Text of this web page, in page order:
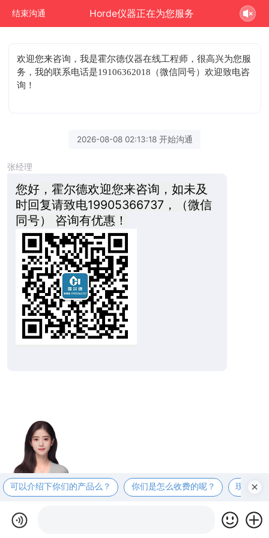
结束沟通 Horde仪器正在为您服务
欢迎您来咨询 ，我是霍尔德仪器在线工程师，很高兴为您服
务，我的联系电话是19106362018（微信同号）欢迎致电咨
询！
2026-08-08 02:13:18 开始沟通
张经理
您好，霍尔德欢迎您来咨询，如未及
时回复请致电19905366737，（微信
同号） 咨询有优惠！
可以介绍下你们的产品么？ 你们是怎么收费的呢？ 现在有